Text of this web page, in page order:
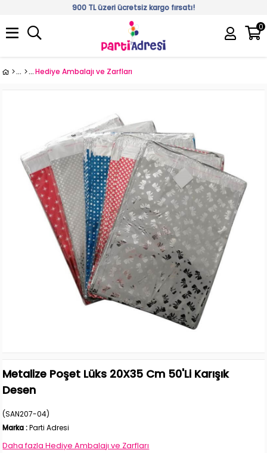
900 TL üzeri ücretsiz kargo fırsatı!
0
Üye Girişi
Hediye Ambalajı ve Zarfları
Metalize Poşet Lüks 20X35 Cm 50'Li Karışık
Desen
(SAN207-04)
Marka : Parti Adresi
Daha fazlaHediye Ambalajı ve Zarfları